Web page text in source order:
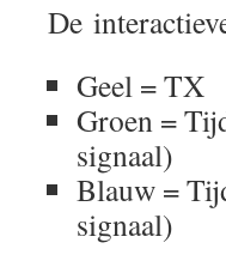
De
Geel = TX
Groen =
signaal)
Blauw =
signaal)